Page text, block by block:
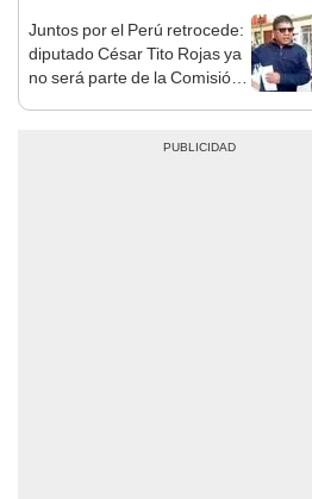
Juntos por el Perú retrocede:
diputado César Tito Rojas ya
no será parte de la Comisión